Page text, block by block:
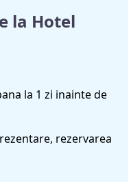
la Hotel
la 1 zi inainte de
rezervarea